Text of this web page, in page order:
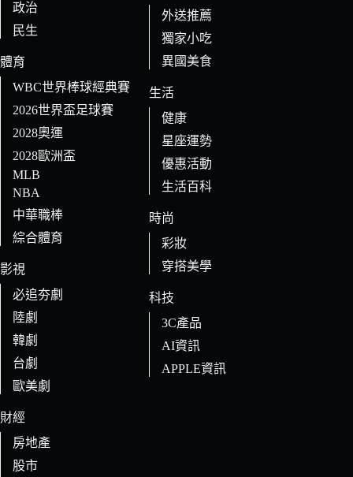
政治
民生
體育
WBC世界棒球經典賽
2026世界盃足球賽
2028奧運
2028歐洲盃
MLB
NBA
中華職棒
綜合體育
影視
必追夯劇
陸劇
韓劇
台劇
歐美劇
財經
房地產
股市
外送推薦
獨家小吃
異國美食
生活
健康
星座運勢
優惠活動
生活百科
時尚
彩妝
穿搭美學
科技
3C產品
AI資訊
APPLE資訊